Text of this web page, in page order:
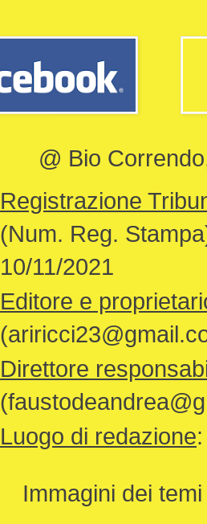
@ Bio
Registrazione
(Num. Reg.
10/11/2021
Editore e
Direttore
Luogo di redazione
Immagini dei